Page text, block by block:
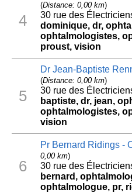
4
(Distance: 0,00 km)
30 rue des
dominique, dr,
ophtalmologistes,
proust, vision
5
Dr Jean-Baptiste
(Distance: 0,00 km)
30 rue des
baptiste, dr, jean,
ophtalmologistes,
vision
6
Pr Bernard Ridings -
0,00 km)
30 rue des
bernard,
ophtalmologue, pr,